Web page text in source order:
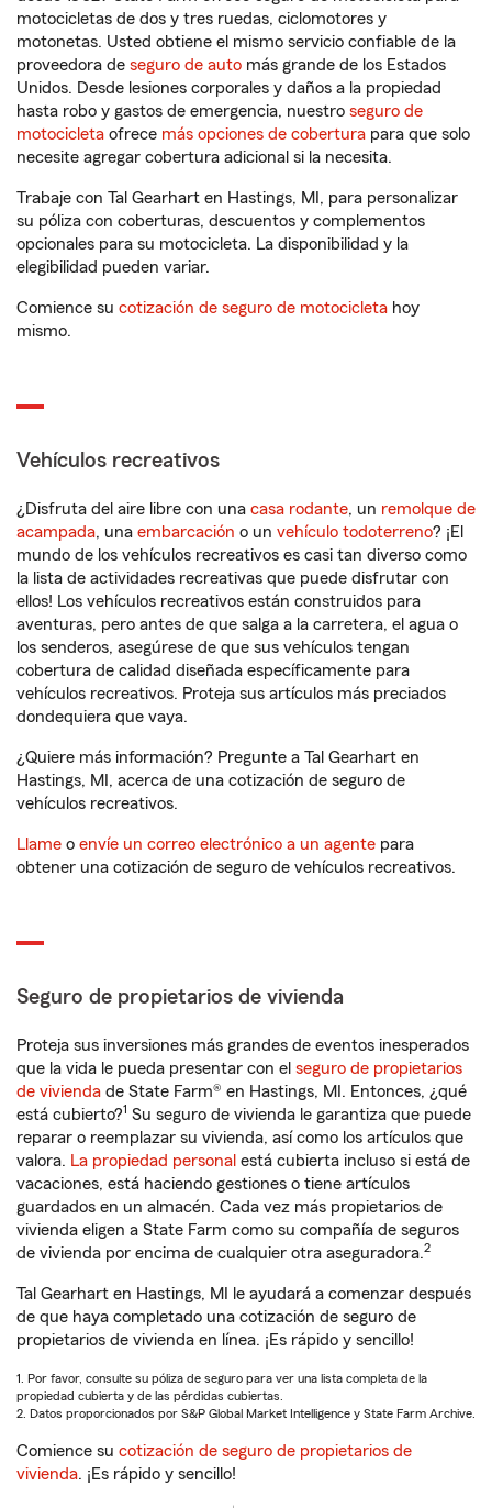
motocicletas de dos y tres ruedas, ciclomotores y
motonetas. Usted obtiene el mismo servicio confiable de la
proveedora de seguro de auto más grande de los Estados
Unidos. Desde lesiones corporales y daños a la propiedad
hasta robo y gastos de emergencia, nuestro seguro de
motocicleta ofrece más opciones de cobertura para que solo
necesite agregar cobertura adicional si la necesita.
Trabaje con Tal Gearhart en Hastings, MI, para personalizar
su póliza con coberturas, descuentos y complementos
opcionales para su motocicleta. La disponibilidad y la
elegibilidad pueden variar.
Comience su cotización de seguro de motocicleta hoy
mismo.
Vehículos recreativos
¿Disfruta del aire libre con una casa rodante, un remolque de
acampada, una embarcación o un vehículo todoterreno? ¡El
mundo de los vehículos recreativos es casi tan diverso como
la lista de actividades recreativas que puede disfrutar con
ellos! Los vehículos recreativos están construidos para
aventuras, pero antes de que salga a la carretera, el agua o
los senderos, asegúrese de que sus vehículos tengan
cobertura de calidad diseñada específicamente para
vehículos recreativos. Proteja sus artículos más preciados
dondequiera que vaya.
¿Quiere más información? Pregunte a Tal Gearhart en
Hastings, MI, acerca de una cotización de seguro de
vehículos recreativos.
Llame o envíe un correo electrónico a un agente para
obtener una cotización de seguro de vehículos recreativos.
Seguro de propietarios de vivienda
Proteja sus inversiones más grandes de eventos inesperados
que la vida le pueda presentar con el seguro de propietarios
de vivienda de State Farm® en Hastings, MI. Entonces, ¿qué
está cubierto?1 Su seguro de vivienda le garantiza que puede
reparar o reemplazar su vivienda, así como los artículos que
valora. La propiedad personal está cubierta incluso si está de
vacaciones, está haciendo gestiones o tiene artículos
guardados en un almacén. Cada vez más propietarios de
vivienda eligen a State Farm como su compañía de seguros
de vivienda por encima de cualquier otra aseguradora.2
Tal Gearhart en Hastings, MI le ayudará a comenzar después
de que haya completado una cotización de seguro de
propietarios de vivienda en línea. ¡Es rápido y sencillo!
1. Por favor, consulte su póliza de seguro para ver una lista completa de la
propiedad cubierta y de las pérdidas cubiertas.
2. Datos proporcionados por S&P Global Market Intelligence y State Farm Archive.
Comience su cotización de seguro de propietarios de
vivienda. ¡Es rápido y sencillo!